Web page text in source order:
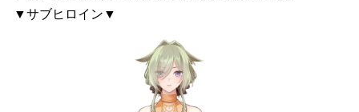
▼サブヒロイン▼